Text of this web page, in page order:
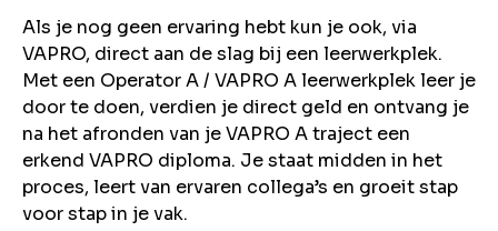
Als je nog geen ervaring hebt kun je ook, via
VAPRO, direct aan de slag bij een leerwerkplek.
Met een Operator A / VAPRO A leerwerkplek leer je
door te doen, verdien je direct geld en ontvang je
na het afronden van je VAPRO A traject een
erkend VAPRO diploma. Je staat midden in het
proces, leert van ervaren collega’s en groeit stap
voor stap in je vak.